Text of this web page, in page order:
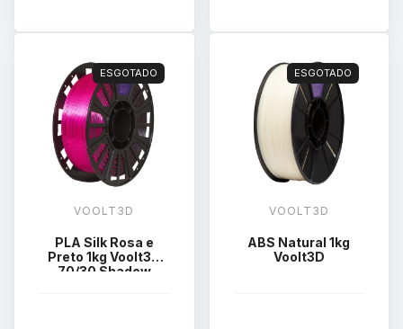
ESGOTADO
VOOLT3D
PLA Silk Rosa e
Preto 1kg Voolt3D
70/30 Shadow
ESGOTADO
VOOLT3D
ABS Natural 1kg
Voolt3D